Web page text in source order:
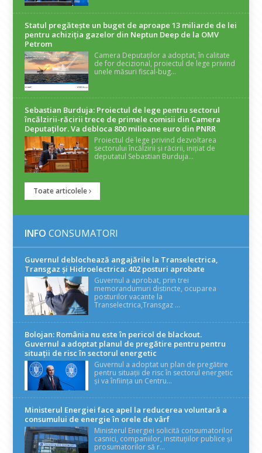
Statul pregătește un buget de aproape 13 miliarde de lei
pentru achiziția gazelor din Neptun Deep de la OMV
Petrom
Camera Deputaților a adoptat, în calitate
de for decizional, proiectul de lege privind
unele măsuri fiscal-bug...
Sebastian Burduja: Proiectul de lege pentru sectorul
încălzirii-răcirii trece de primele comisii din Camera
Deputaților. Va debloca 800 milioane euro din PNRR
Proiectul de lege privind dezvoltarea
sectorului încălzirii și răcirii, inițiat de
deputatul Sebastian Burduja...
Toate articolele
INFO CONSUMATORI
Guvernul deblochează angajările la Transelectrica,
Transgaz și Hidroelectrica: 402 posturi aprobate
Guvernul a aprobat, prin trei
memorandumuri distincte, ocuparea
posturilor vacante la
Transelectrica,Transgaz ...
Bolojan: România nu este în pericol de blackout.
Guvernul a adoptat planul de pregătire pentru pentru
situații de risc în sectorul energetic
Guvernul a adoptat un plan de pregătire
pentru situații de risc în sectorul energetic
și va înființa un Centru...
Ministerul Energiei face apel la reducerea voluntară a
consumului de energie în orele de vârf
Ministerul Energiei solicită consumatorilor
casnici, companiilor, instituțiilor publice și
prosumatorilor să r...